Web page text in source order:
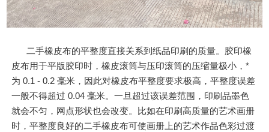
二手橡皮布的平整度直接关系到纸品印刷的质量。胶印橡
皮布用于平版胶印时，橡皮滚筒与压印滚筒的压缩量极小，*
为 0.1 - 0.2 毫米，因此对橡皮布平整度要求极高，平整度误差
一般不得超过 0.04 毫米。一旦超过该误差范围，印刷品墨色
就会不匀，网点形状也会改变。比如在印刷高质量的艺术画册
时，平整度良好的二手橡皮布可使画册上的艺术作品色彩过渡